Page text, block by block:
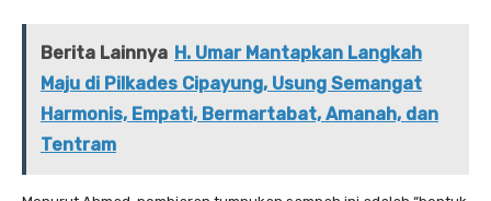
Berita Lainnya H. Umar Mantapkan Langkah
Maju di Pilkades Cipayung, Usung Semangat
Harmonis, Empati, Bermartabat, Amanah, dan
Tentram